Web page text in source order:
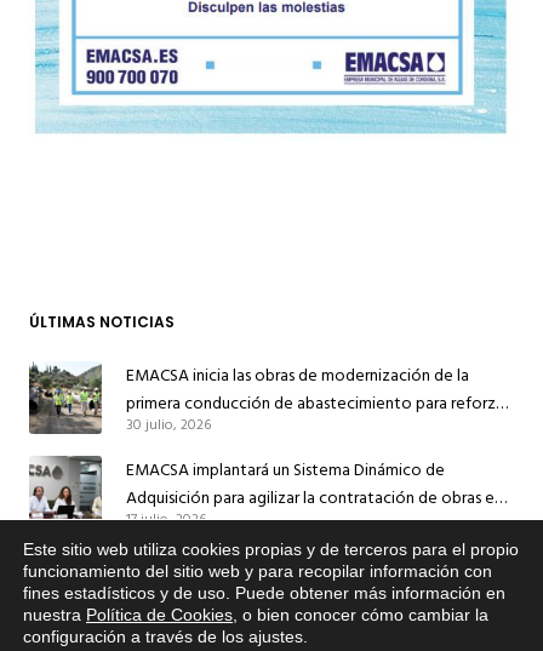
ÚLTIMAS NOTICIAS
EMACSA inicia las obras de modernización de la
primera conducción de abastecimiento para reforzar
el suministro de agua de Córdoba
30 julio, 2026
EMACSA implantará un Sistema Dinámico de
Adquisición para agilizar la contratación de obras en
sus redes e instalaciones
17 julio, 2026
EMACSA inicia hoy las obras de una nueva arteria de
abastecimiento y una red de agua no potable en
Ingeniero Ruiz de Azúa
13 julio, 2026
Este sitio web utiliza cookies propias y de terceros para el propio
funcionamiento del sitio web y para recopilar información con
fines estadísticos y de uso. Puede obtener más información en
nuestra Política de Cookies , o bien conocer cómo cambiar la
configuración a través de los ajustes
Si tiene cualquier duda sobre
EMACSA, haga click abajo.